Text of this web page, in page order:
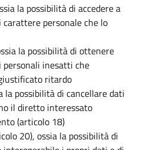
la possibilità di accedere a
personale che lo
la possibilità di ottenere
personali inesatti che
ritardo
la possibilità di cancellare dati
il diretto interessato
(articolo 18)
20), ossia la possibilità di